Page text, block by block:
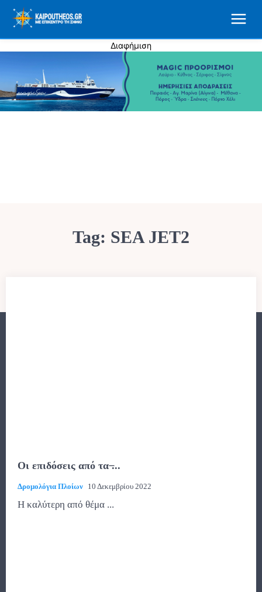
Διαφήμιση
Tag: SEA JET2
Οι επιδόσεις από τα ̶...
Δρομολόγια Πλοίων 10 Δεκεμβρίου 2022
Η καλύτερη από θέμα ...